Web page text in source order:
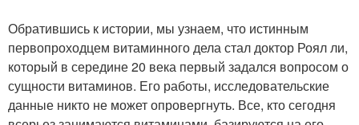
Обратившись к истории, мы узнаем, что истинным
первопроходцем витаминного дела стал доктор Роял ли,
который в середине 20 века первый задался вопросом о
сущности витаминов. Его работы, исследовательские
данные никто не может опровергнуть. Все, кто сегодня